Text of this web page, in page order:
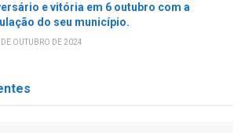
e vitória em 6 outubro com a
do seu município.
OUTUBRO DE 2024